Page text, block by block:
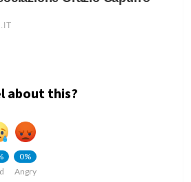
about this?
0%
Angry